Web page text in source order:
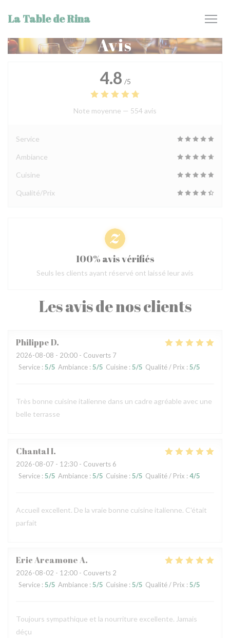
La Table de Rina
Avis
Les avis de nos clients
PhilippeD
2026-08-08 - 20:00 - Couverts 7
Service : 5/5 Ambiance : 5/5 Cuisine : 5/5 Qualité / Prix : 5/5
Très bonne cuisine italienne dans un cadre agréable avec une
belle terrasse
ChantalI
2026-08-07 - 12:30 - Couverts 6
Service : 5/5 Ambiance : 5/5 Cuisine : 5/5 Qualité / Prix : 4/5
Accueil excellent. De la vraie bonne cuisine italienne. C'était
parfait
Eric ArcamoneA
2026-08-02 - 12:00 - Couverts 2
Service : 5/5 Ambiance : 5/5 Cuisine : 5/5 Qualité / Prix : 5/5
Toujours sympathique et la nourriture excellente. Jamais
déçu
4.8 /5
Note moyenne — 554 avis
Service
Ambiance
Cuisine
Qualité/Prix
100% avis vérifiés
Seuls les clients ayant réservé ont laissé leur avis